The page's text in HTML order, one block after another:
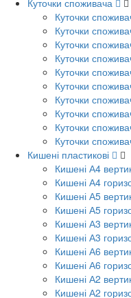
Куточки споживача
Куточки
Куточки
Куточки
Куточки
Куточки
Куточки
Куточки
Куточки
Куточки
Куточки
Кишені пластикові
Кишені А4
Кишені А4
Кишені А5
Кишені А5
Кишені А3
Кишені А3
Кишені А6
Кишені А6
Кишені А2
Кишені А2